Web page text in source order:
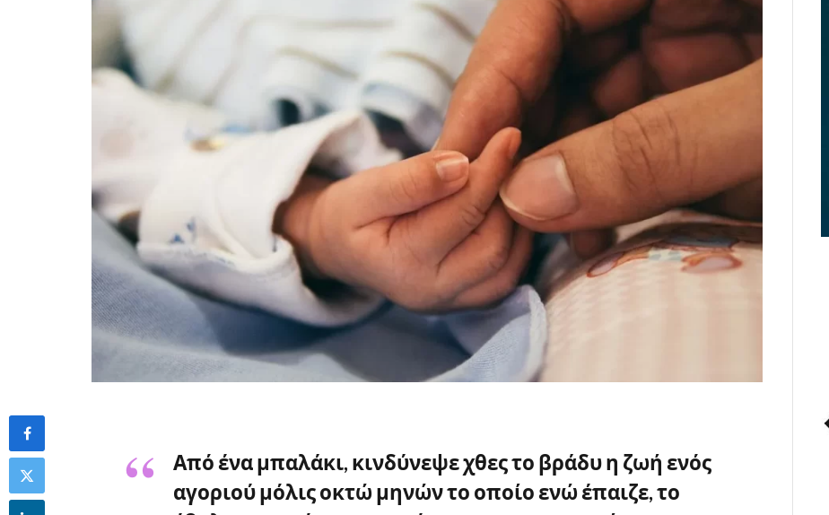
Από ένα μπαλάκι, κινδύνεψε χθες το βράδυ η ζωή ενός
αγοριού μόλις οκτώ μηνών το οποίο ενώ έπαιζε, το